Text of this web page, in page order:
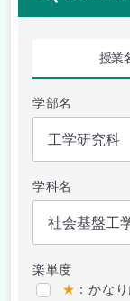
授業
学部名
学科名
楽単度
★ ：かな